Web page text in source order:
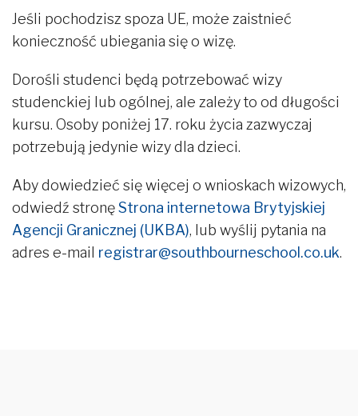
Jeśli pochodzisz spoza UE, może zaistnieć
konieczność ubiegania się o wizę.
Dorośli studenci będą potrzebować wizy
studenckiej lub ogólnej, ale zależy to od długości
kursu. Osoby poniżej 17. roku życia zazwyczaj
potrzebują jedynie wizy dla dzieci.
Aby dowiedzieć się więcej o wnioskach wizowych,
odwiedź stronęStrona internetowa Brytyjskiej
Agencji Granicznej (UKBA), lub wyślij pytania na
adres e-mail registrar@southbourneschool.co.uk.